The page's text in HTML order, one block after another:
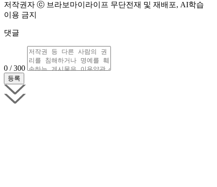
저작권자 ⓒ 브라보마이라이프 무단전재 및 재배포, AI학습
이용 금지
댓글
0 / 300